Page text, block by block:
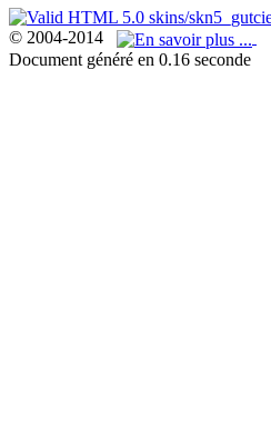
© 2004-2014
Document généré en 0.16 seconde